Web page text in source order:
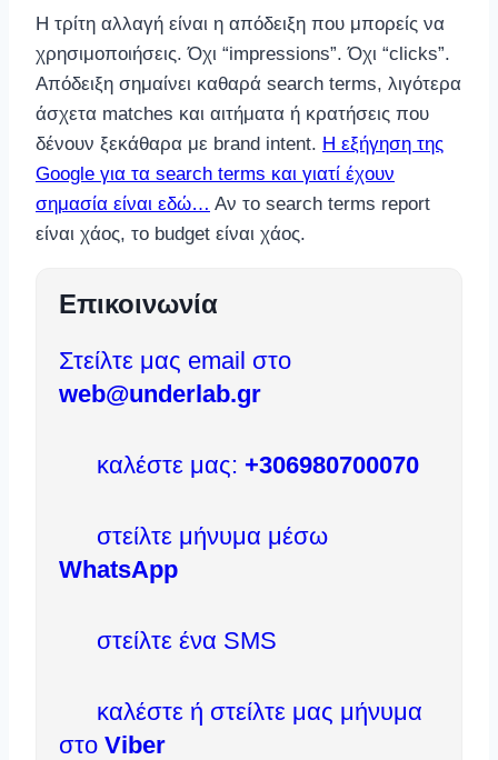
Η τρίτη αλλαγή είναι η απόδειξη που μπορείς να
χρησιμοποιήσεις. Όχι “impressions”. Όχι “clicks”.
Απόδειξη σημαίνει καθαρά search terms, λιγότερα
άσχετα matches και αιτήματα ή κρατήσεις που
δένουν ξεκάθαρα με brand intent. Η εξήγηση της
Google για τα search terms και γιατί έχουν
σημασία είναι εδώ… Αν το search terms report
είναι χάος, το budget είναι χάος.
Επικοινωνία
Στείλτε μας email στο
web@underlab.gr
καλέστε μας: +306980700070
στείλτε μήνυμα μέσω
WhatsApp
στείλτε ένα SMS
καλέστε ή στείλτε μας μήνυμα
στο Viber